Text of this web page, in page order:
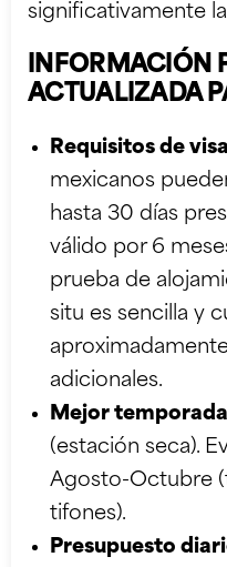
significativamente
INFORMACIÓN
ACTUALIZADA
Requisitos de
mexicanos
hasta 30 días
válido por 6
prueba de
situ es sencilla y
adicionales.
Mejor
(estación seca).
Agosto-Octubre
tifones).
Presupuesto